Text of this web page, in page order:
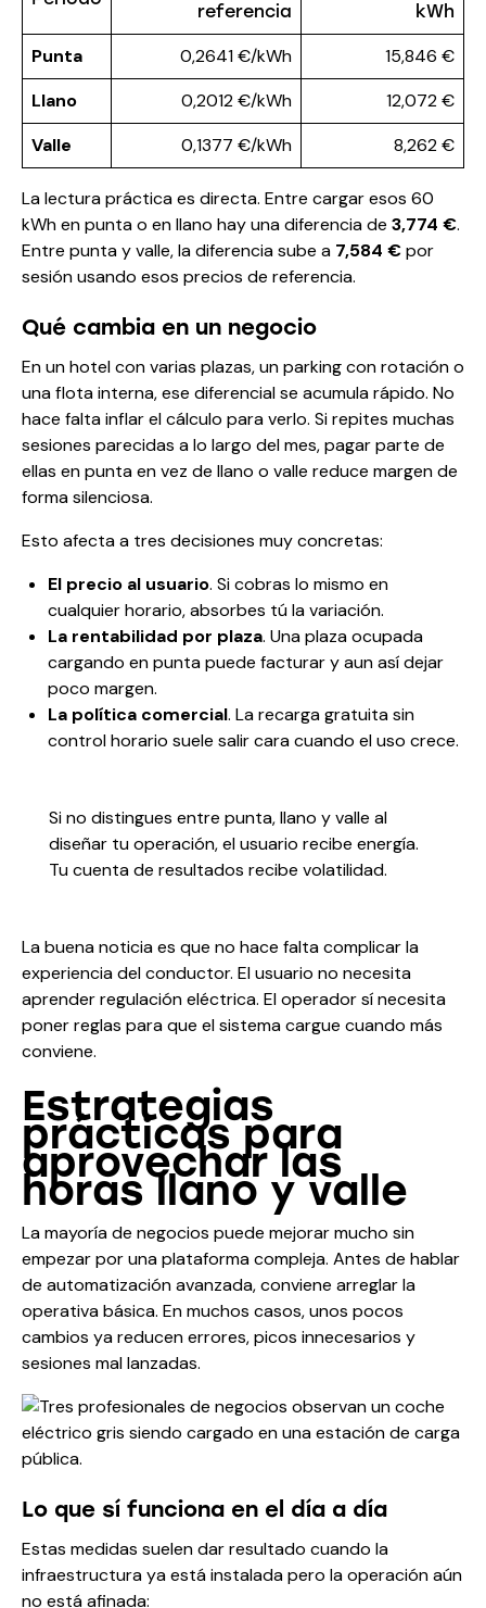
referencia
kWh
Punta 0,2641 €/kWh
15,846 €
Llano
0,2012 €/kWh
12,072 €
Valle
0,1377 €/kWh 8,262 €
La lectura práctica es directa. Entre cargar esos 60
kWh en punta o en llano hay una diferencia de 3,774 €.
Entre punta y valle, la diferencia sube a 7,584 €por
sesión usando esos precios de referencia.
Qué cambia en un negocio
En un hotel con varias plazas, un parking con rotación o
una flota interna, ese diferencial se acumula rápido. No
hace falta inflar el cálculo para verlo. Si repites muchas
sesiones parecidas a lo largo del mes, pagar parte de
ellas en punta en vez de llano o valle reduce margen de
forma silenciosa.
Esto afecta a tres decisiones muy concretas:
El precio al usuario. Si cobras lo mismo en
cualquier horario, absorbes tú la variación.
La rentabilidad por plaza. Una plaza ocupada
cargando en punta puede facturar y aun así dejar
poco margen.
La política comercial. La recarga gratuita sin
control horario suele salir cara cuando el uso crece.
Si no distingues entre punta, llano y valle al
diseñar tu operación, el usuario recibe energía.
Tu cuenta de resultados recibe volatilidad.
La buena noticia es que no hace falta complicar la
experiencia del conductor. El usuario no necesita
aprender regulación eléctrica. El operador sí necesita
poner reglas para que el sistema cargue cuando más
conviene.
Estrategias
prácticas para
aprovechar las
horas llano y valle
La mayoría de negocios puede mejorar mucho sin
empezar por una plataforma compleja. Antes de hablar
de automatización avanzada, conviene arreglar la
operativa básica. En muchos casos, unos pocos
cambios ya reducen errores, picos innecesarios y
sesiones mal lanzadas.
Lo que sí funciona en el día a día
Estas medidas suelen dar resultado cuando la
infraestructura ya está instalada pero la operación aún
no está afinada: